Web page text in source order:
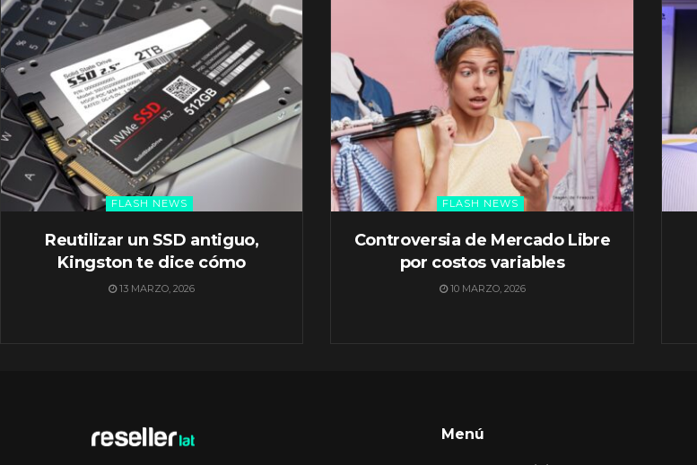
FLASH NEWS
Reutilizar un SSD antiguo,
Kingston te dice cómo
13 MARZO, 2026
FLASH NEWS
Controversia de Mercado Libre
por costos variables
10 MARZO, 2026
Menú